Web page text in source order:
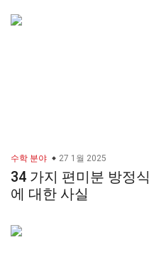
수학 분야 27 1월 2025
34 가지 편미분 방정식
에 대한 사실